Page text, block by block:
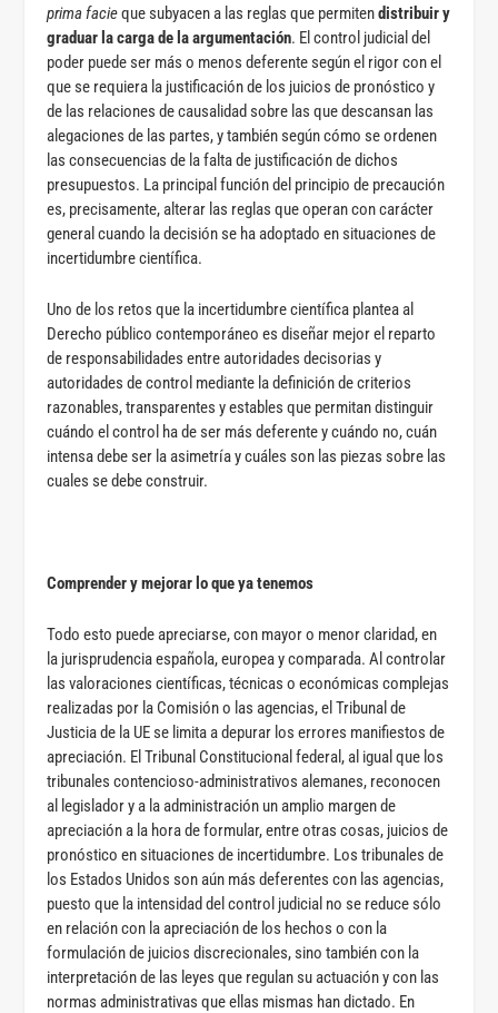
prima facieque subyacen a las reglas que permitendistribuir y
graduar la carga de la argumentación. El control judicial del
poder puede ser más o menos deferente según el rigor con el
que se requiera la justificación de los juicios de pronóstico y
de las relaciones de causalidad sobre las que descansan las
alegaciones de las partes, y también según cómo se ordenen
las consecuencias de la falta de justificación de dichos
presupuestos. La principal función del principio de precaución
es, precisamente, alterar las reglas que operan con carácter
general cuando la decisión se ha adoptado en situaciones de
incertidumbre científica.
Uno de los retos que la incertidumbre científica plantea al
Derecho público contemporáneo es diseñar mejor el reparto
de responsabilidades entre autoridades decisorias y
autoridades de control mediante la definición de criterios
razonables, transparentes y estables que permitan distinguir
cuándo el control ha de ser más deferente y cuándo no, cuán
intensa debe ser la asimetría y cuáles son las piezas sobre las
cuales se debe construir.
Comprender y mejorar lo que ya tenemos
Todo esto puede apreciarse, con mayor o menor claridad, en
la jurisprudencia española, europea y comparada. Al controlar
las valoraciones científicas, técnicas o económicas complejas
realizadas por la Comisión o las agencias, el Tribunal de
Justicia de la UE se limita a depurar los errores manifiestos de
apreciación. El Tribunal Constitucional federal, al igual que los
tribunales contencioso-administrativos alemanes, reconocen
al legislador y a la administración un amplio margen de
apreciación a la hora de formular, entre otras cosas, juicios de
pronóstico en situaciones de incertidumbre. Los tribunales de
los Estados Unidos son aún más deferentes con las agencias,
puesto que la intensidad del control judicial no se reduce sólo
en relación con la apreciación de los hechos o con la
formulación de juicios discrecionales, sino también con la
interpretación de las leyes que regulan su actuación y con las
normas administrativas que ellas mismas han dictado. En